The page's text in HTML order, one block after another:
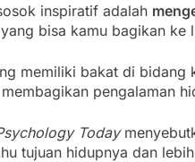
inspiratif adalah
bisa kamu bagikan ke
memiliki bakat di
pengalaman
Today
tujuan hidupnya dan